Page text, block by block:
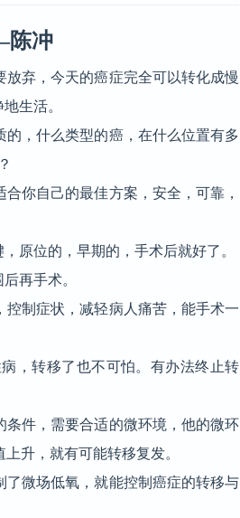
陈冲
弃，今天的癌症完全可以转化成慢
生活。
，什么类型的癌，在什么位置有多
你自己的最佳方案，安全，可靠，
位的，早期的，手术后就好了。
再手术。
制症状，减轻病人痛苦，能手术一
，转移了也不可怕。有办法终止转
件，需要合适的微环境，他的微环
升，就有可能转移复发。
微场低氧，就能控制癌症的转移与
活力ABC童装品牌在未来的发展创业道路
童时乐童装店加盟：童装界的快乐小网
飞农10号蝎子养殖繁殖速度快，一次投